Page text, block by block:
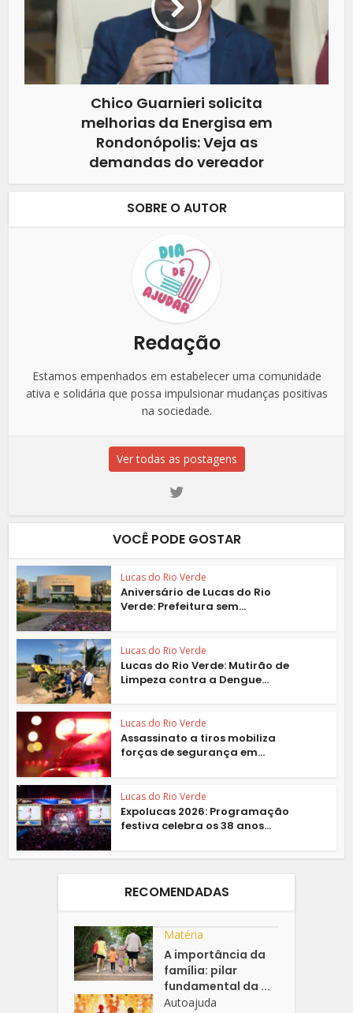
Chico Guarnieri solicita
melhorias da Energisa em
Rondonópolis: Veja as
demandas do vereador
SOBRE O AUTOR
Redação
Estamos empenhados em estabelecer uma comunidade
ativa e solidária que possa impulsionar mudanças positivas
na sociedade.
Ver todas as postagens
VOCÊ PODE GOSTAR
Lucas do Rio Verde
Aniversário de Lucas do Rio
Verde: Prefeitura sem...
Lucas do Rio Verde
Lucas do Rio Verde: Mutirão de
Limpeza contra a Dengue...
Lucas do Rio Verde
Assassinato a tiros mobiliza
forças de segurança em...
Lucas do Rio Verde
Expolucas 2026: Programação
festiva celebra os 38 anos...
RECOMENDADAS
Matéria
A importância da
família: pilar
fundamental da ...
Autoajuda